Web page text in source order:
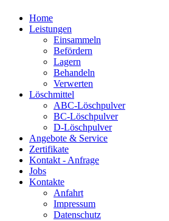
Home
Leistungen
Einsammeln
Befördern
Lagern
Behandeln
Verwerten
Löschmittel
ABC-Löschpulver
BC-Löschpulver
D-Löschpulver
Angebote & Service
Zertifikate
Kontakt - Anfrage
Jobs
Kontakte
Anfahrt
Impressum
Datenschutz